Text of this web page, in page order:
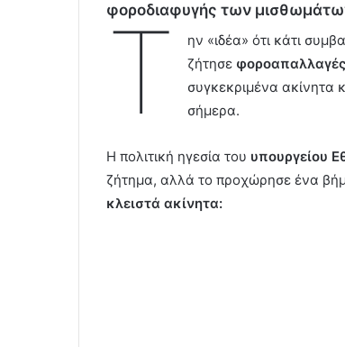
φοροδιαφυγής των
Τ ην «ιδέα» ότι κάτι
ζήτησε φοροαπαλλαγές
συγκεκριμένα ακίνητα
σήμερα.
Η πολιτική ηγεσία του υπουργείου
ζήτημα, αλλά το προχώρησε ένα
κλειστά ακίνητα: